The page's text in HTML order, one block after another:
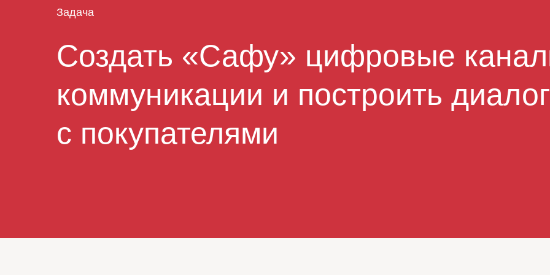
Создать «Сафу» цифровые
коммуникации и построить диалог
с покупателями
Задача